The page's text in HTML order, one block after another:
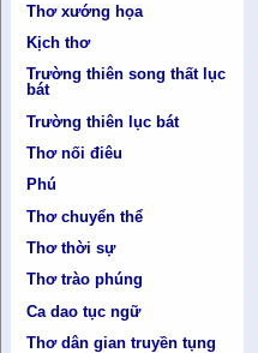
Thơ xướng họa
Kịch thơ
Trường thiên song thất lục
bát
Trường thiên lục bát
Thơ nối điêu
Phú
Thơ chuyển thể
Thơ thời sự
Thơ trào phúng
Ca dao tục ngữ
Thơ dân gian truyền tụng